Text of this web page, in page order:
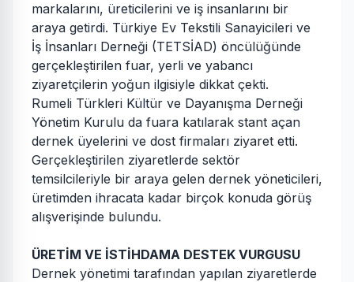
markalarını, üreticilerini ve iş insanlarını bir
araya getirdi. Türkiye Ev Tekstili Sanayicileri ve
İş İnsanları Derneği (TETSİAD) öncülüğünde
gerçekleştirilen fuar, yerli ve yabancı
ziyaretçilerin yoğun ilgisiyle dikkat çekti.
Rumeli Türkleri Kültür ve Dayanışma Derneği
Yönetim Kurulu da fuara katılarak stant açan
dernek üyelerini ve dost firmaları ziyaret etti.
Gerçekleştirilen ziyaretlerde sektör
temsilcileriyle bir araya gelen dernek yöneticileri,
üretimden ihracata kadar birçok konuda görüş
alışverişinde bulundu.
ÜRETİM VE İSTİHDAMA DESTEK VURGUSU
Dernek yönetimi tarafından yapılan ziyaretlerde